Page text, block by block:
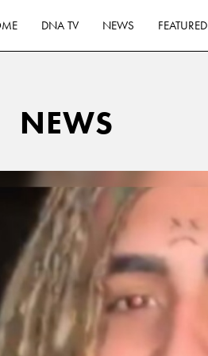
DNA TV NEWS FEATURED
NEWS